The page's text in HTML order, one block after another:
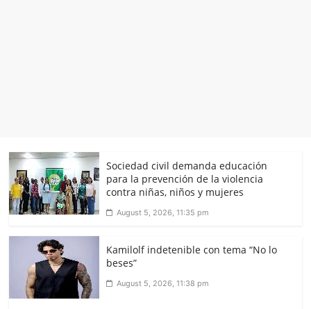
Sociedad civil demanda educación
para la prevención de la violencia
contra niñas, niños y mujeres
August 5, 2026, 11:35 pm
Kamilolf indetenible con tema “No lo
beses”
August 5, 2026, 11:38 pm